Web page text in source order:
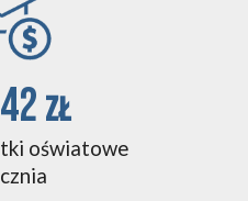
zł
oświatowe